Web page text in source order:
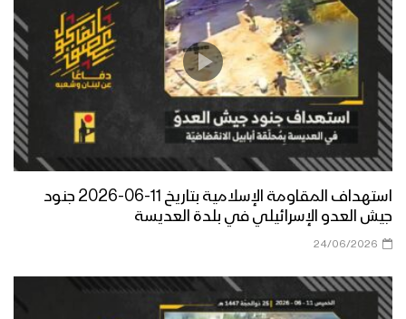
استهداف المقاومة الإسلامية بتاريخ 11-06-2026 جنود
جيش العدو الإسرائيلي في بلدة العديسة
24/06/2026